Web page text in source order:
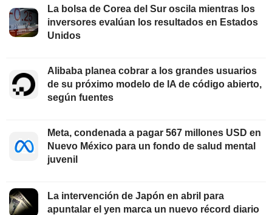
La bolsa de Corea del Sur oscila mientras los
inversores evalúan los resultados en Estados
Unidos
Alibaba planea cobrar a los grandes usuarios
de su próximo modelo de IA de código abierto,
según fuentes
Meta, condenada a pagar 567 millones USD en
Nuevo México para un fondo de salud mental
juvenil
La intervención de Japón en abril para
apuntalar el yen marca un nuevo récord diario